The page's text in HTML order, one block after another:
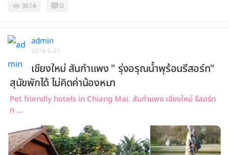
3614 0
admin
2016-5-21
เชียงใหม่ สันกำแพง " รุ่งอรุณน้ำพุร้อนรีสอร์ท"
สุนัขพักได้ ไม่คิดค่าน้องหมา
Pet friendly hotels in Chiang Mai. สันกำแพง เชียงใหม่ รีสอร์ท
ท ...